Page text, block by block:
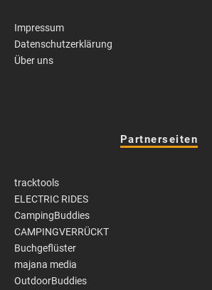
Impressum
Datenschutzerklärung
Über uns
Partnerseiten
tracktools
ELECTRIC RIDES
CampingBuddies
CAMPINGVERRÜCKT
Buchgeflüster
majana media
OutdoorBuddies